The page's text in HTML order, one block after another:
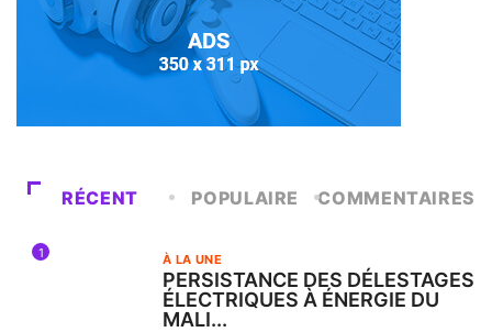
RÉCENT POPULAIRE COMMENTAIRES
1 À LA UNE
PERSISTANCE DES DÉLESTAGES
ÉLECTRIQUES À ÉNERGIE DU
MALI...